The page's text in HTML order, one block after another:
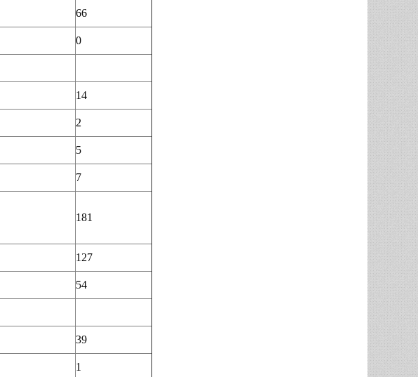
66
0
14
2
5
7
181
127
54
39
1